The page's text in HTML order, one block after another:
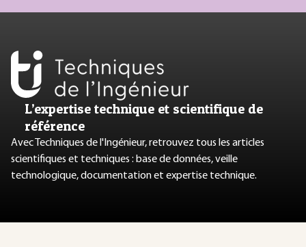
L’expertise technique et scientifique de
référence
Avec Techniques de l'Ingénieur, retrouvez tous les articles
scientifiques et techniques : base de données, veille
technologique, documentation et expertise technique.